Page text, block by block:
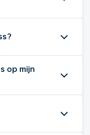
op mijn